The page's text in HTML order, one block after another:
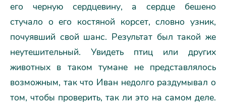
его черную сердцевину, а сердце бешено
стучало о его костяной корсет, словно узник,
почуявший свой шанс. Результат был такой же
неутешительный. Увидеть птиц или других
животных в таком тумане не представлялось
возможным, так что Иван недолго раздумывал о
том, чтобы проверить, так ли это на самом деле.